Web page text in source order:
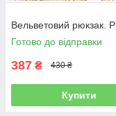
Вельветовий рюкзак.
Готово до відправки
387 ₴ 430 ₴
Купити